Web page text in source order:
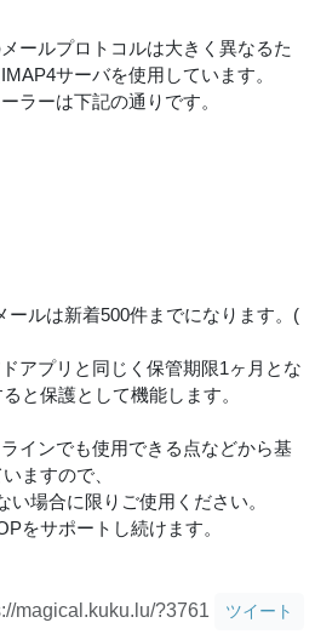
ールプロトコルは大きく異なるた
サーバを使用しています。
ラーは下記の通りです。
ールは新着500件までになります。(
アプリと同じく保管期限1ヶ月とな
と保護として機能します。
インでも使用できる点などから基
ますので、
場合に限りご使用ください。
をサポートし続けます。
magical.kuku.lu/?3761 ツイート